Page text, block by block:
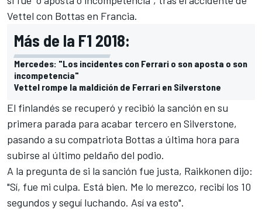
Vettel con Bottas en Francia.
Más de la F1 2018:
Mercedes: "Los incidentes con Ferrari o son aposta o son
incompetencia"
Vettel rompe la maldición de Ferrari en Silverstone
El finlandés se recuperó y recibió la sanción en su
primera parada para acabar tercero en Silverstone,
pasando a su compatriota Bottas a última hora para
subirse al último peldaño del podio.
A la pregunta de si la sanción fue justa, Raikkonen dijo:
"Sí, fue mi culpa. Está bien. Me lo merezco, recibí los 10
segundos y seguí luchando. Así va esto".